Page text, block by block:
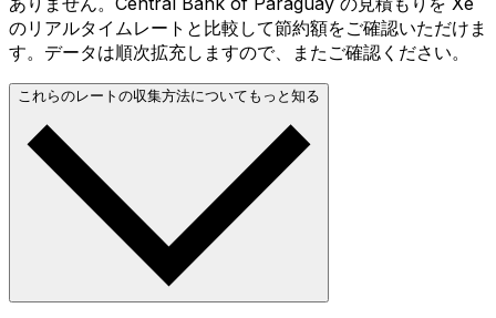
のリアルタイムレートと比較して節約額をご確認いただけま
す。データは順次拡充しますので、またご確認ください。
これらのレートの収集方法についてもっと知る